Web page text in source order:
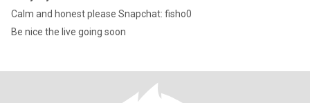
Calm and honest please Snapchat: fisho0
Be nice the live going soon